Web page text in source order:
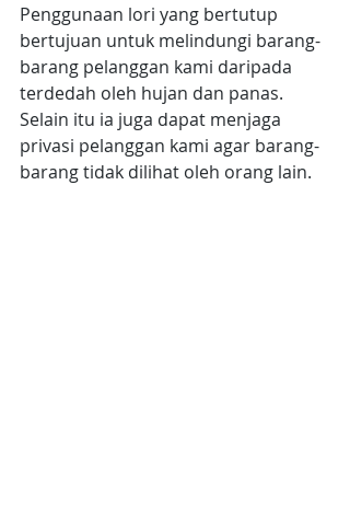
Penggunaan lori yang bertutup
bertujuan untuk melindungi barang-
barang pelanggan kami daripada
terdedah oleh hujan dan panas.
Selain itu ia juga dapat menjaga
privasi pelanggan kami agar barang-
barang tidak dilihat oleh orang lain.